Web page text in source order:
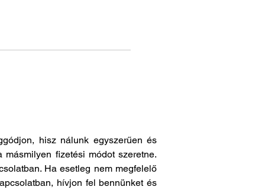
hisz nálunk egyszerűen és
fizetési módot szeretne.
Ha esetleg nem megfelelő
hívjon fel bennünket és